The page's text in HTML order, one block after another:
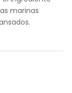
marinas